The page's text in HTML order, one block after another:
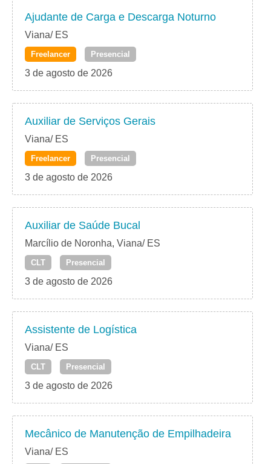
Ajudante de Carga e Descarga Noturno
Viana/ ES
Freelancer Presencial
3 de agosto de 2026
Auxiliar de Serviços Gerais
Viana/ ES
Freelancer Presencial
3 de agosto de 2026
Auxiliar de Saúde Bucal
Marcílio de Noronha, Viana/ ES
CLT Presencial
3 de agosto de 2026
Assistente de Logística
Viana/ ES
CLT Presencial
3 de agosto de 2026
Mecânico de Manutenção de Empilhadeira
Viana/ ES